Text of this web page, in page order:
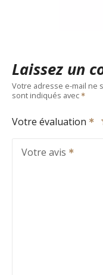
Laissez un
Votre adresse e-mail ne
sont indiqués avec
Votre évaluation
Votre avis